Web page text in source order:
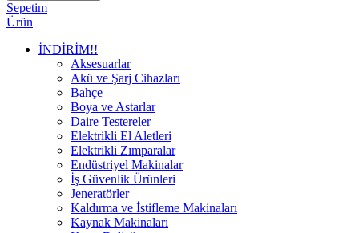
Sepetim
Ürün
İNDİRİM!!
Aksesuarlar
Akü ve Şarj Cihazları
Bahçe
Boya ve Astarlar
Daire Testereler
Elektrikli El Aletleri
Elektrikli Zımparalar
Endüstriyel Makinalar
İş Güvenlik Ürünleri
Jeneratörler
Kaldırma ve İstifleme Makinaları
Kaynak Makinaları